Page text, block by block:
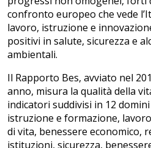
confronto europeo che vede
lavoro, istruzione e
positivi in salute, sicurezza e
ambientali.
Il Rapporto Bes, avviato nel
anno, misura la qualità della
indicatori suddivisi in 12
istruzione e formazione,
di vita, benessere economico,
istituzioni, sicurezza,